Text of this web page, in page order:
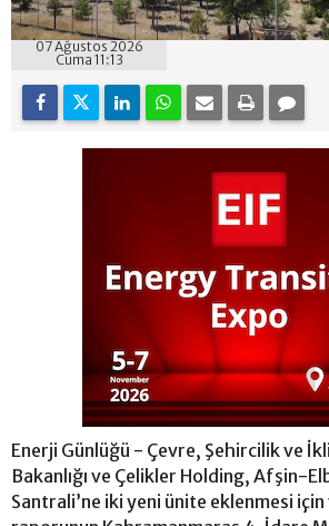
07 Ağustos 2026
Cuma 11:13
Enerji Günlüğü - Çevre, Şehircilik ve
Bakanlığı ve Çelikler Holding, Afşin-
Santrali’ne iki yeni ünite eklenmesi